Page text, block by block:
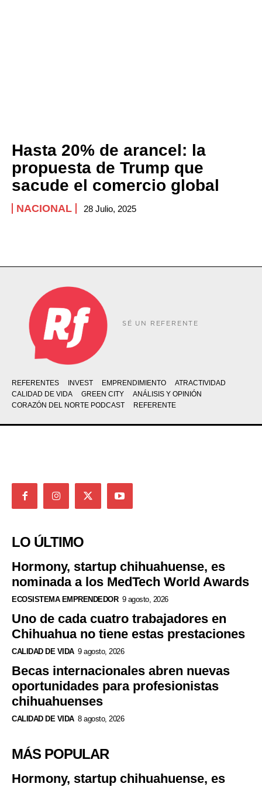
Hasta 20% de arancel: la
propuesta de Trump que
sacude el comercio global
NACIONAL 28 Julio, 2025
SÉ UN REFERENTE
REFERENTES INVEST EMPRENDIMIENTO
ATRACTIVIDAD
CALIDAD DE VIDA
GREEN CITY
ANÁLISIS Y OPINIÓN
CORAZÓN DEL NORTE PODCAST
REFERENTE
LO ÚLTIMO
Hormony, startup chihuahuense, es
nominada a los MedTech World Awards
ECOSISTEMA EMPRENDEDOR 9 agosto, 2026
Uno de cada cuatro trabajadores en
Chihuahua no tiene estas prestaciones
CALIDAD DE VIDA 9 agosto, 2026
Becas internacionales abren nuevas
oportunidades para profesionistas
chihuahuenses
CALIDAD DE VIDA 8 agosto, 2026
MÁS POPULAR
Hormony, startup chihuahuense, es